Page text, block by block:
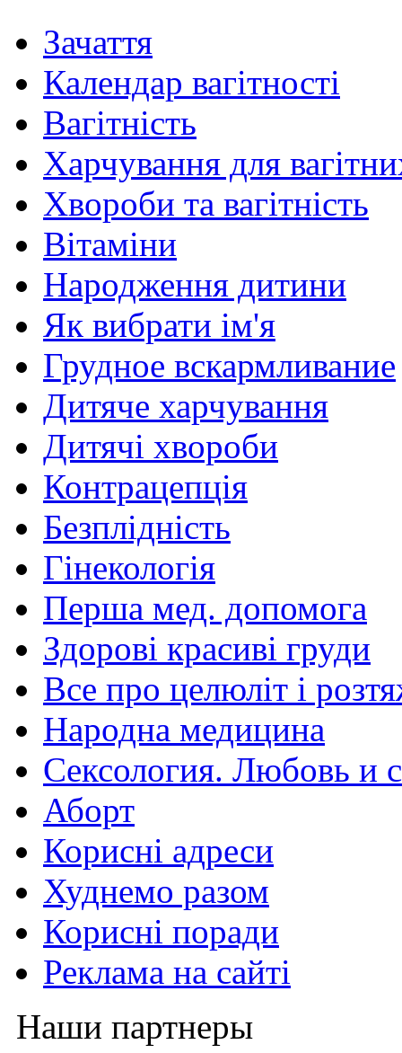
Зачаття
Календар вагітності
Вагітність
Харчування для
Хвороби та вагітність
Вітаміни
Народження дитини
Як вибрати ім'я
Грудное вскармливание
Дитяче харчування
Дитячі хвороби
Контрацепція
Безплідність
Гінекологія
Перша мед. допомога
Здорові красиві груди
Все про целюліт і
Народна медицина
Сексология. Любовь и
Аборт
Корисні адреси
Худнемо разом
Корисні поради
Реклама на сайті
Наши партнеры